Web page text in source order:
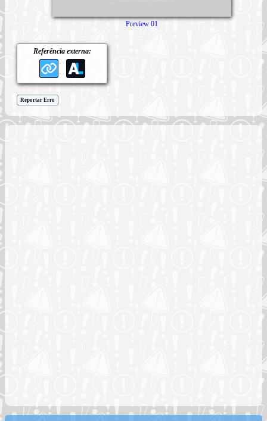
Referência externa:
Preview 01
Reportar Erro